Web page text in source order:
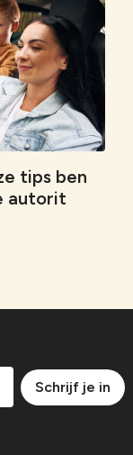
tips ben
autorit
Schrijf je in